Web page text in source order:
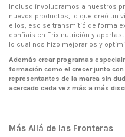
Incluso involucramos a nuestros
nuevos productos, lo que creó un
ellos, eso se transmitió de forma
confiais en Erix nutrición y
lo cual nos hizo mejorarlos y
Además crear programas
formación como el crecer junto
representantes de la marca sin
acercado cada vez más a más
Más Allá de las Fronteras